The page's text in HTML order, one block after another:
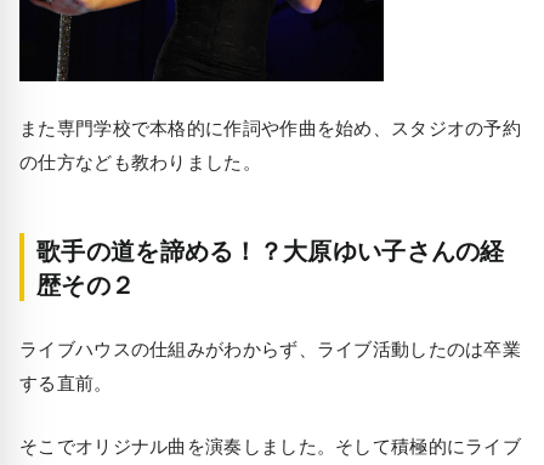
また専門学校で本格的に作詞や作曲を始め、スタジオの予約
の仕方なども教わりました。
歌手の道を諦める！？大原ゆい子さんの経
歴その２
ライブハウスの仕組みがわからず、ライブ活動したのは卒業
する直前。
そこでオリジナル曲を演奏しました。そして積極的にライブ